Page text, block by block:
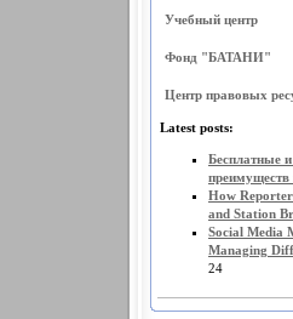
Учебный центр
Фонд "БАТАНИ"
Центр правовых
Latest posts:
Бесплатные
преимуществ
How
and Station
Social Media
Managing
24